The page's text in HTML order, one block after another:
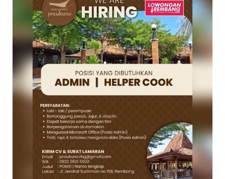
SURAT LAMARAN
RIWAYAT HIDUP